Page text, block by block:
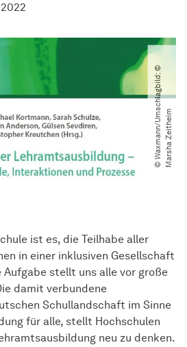
2022
©
W
a
x
m
a
n
n​
/​
U
ms
c
h
l
a
g
b
i
l
d:
©
M
a
r
s
h
a
Z
e
i
t
h
e
im
ist es, die Teilhabe aller
in einer inklusiven Gesellschaft
Aufgabe stellt uns alle vor große
damit verbundene
Schullandschaft im Sinne
für alle, stellt Hochschulen
neu zu denken.